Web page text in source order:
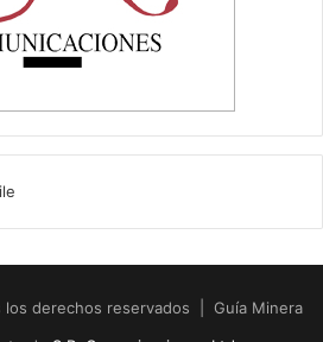
derechos reservados | Guía Minera